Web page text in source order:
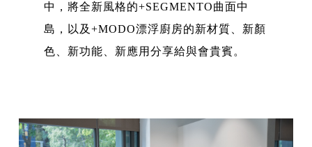
中，將全新風格的+SEGMENTO曲面中
島，以及+MODO漂浮廚房的新材質、新顏
色、新功能、新應用分享給與會貴賓。